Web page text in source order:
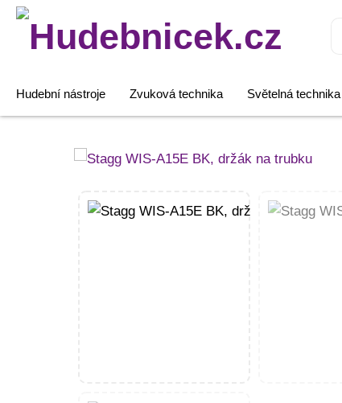
Hledat:
Hudební nástroje Zvuková technika Světelná technika
Stagg
A15E